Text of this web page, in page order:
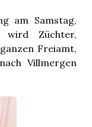
am Samstag,
Züchter,
Freiamt,
Villmergen